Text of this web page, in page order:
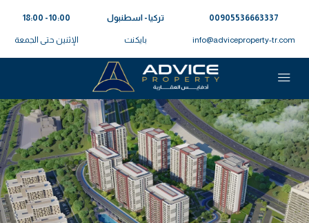
00905536663337⁩
info@adviceproperty-tr.com
تركيا - اسطنبول
بايكنت
10:00 - 18:00
الإثنين حتى الجمعة